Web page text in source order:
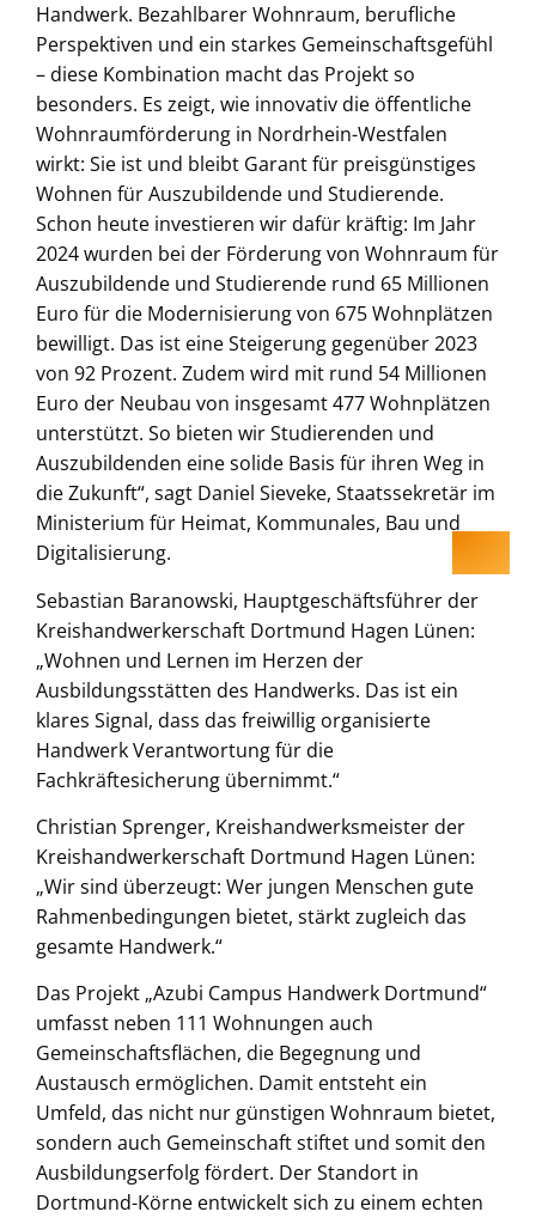
Handwerk. Bezahlbarer Wohnraum, berufliche
Perspektiven und ein starkes Gemeinschaftsgefühl
– diese Kombination macht das Projekt so
besonders. Es zeigt, wie innovativ die öffentliche
Wohnraumförderung in Nordrhein-Westfalen
wirkt: Sie ist und bleibt Garant für preisgünstiges
Wohnen für Auszubildende und Studierende.
Schon heute investieren wir dafür kräftig: Im Jahr
2024 wurden bei der Förderung von Wohnraum für
Auszubildende und Studierende rund 65 Millionen
Euro für die Modernisierung von 675 Wohnplätzen
bewilligt. Das ist eine Steigerung gegenüber 2023
von 92 Prozent. Zudem wird mit rund 54 Millionen
Euro der Neubau von insgesamt 477 Wohnplätzen
unterstützt. So bieten wir Studierenden und
Auszubildenden eine solide Basis für ihren Weg in
die Zukunft“, sagt Daniel Sieveke, Staatssekretär im
Ministerium für Heimat, Kommunales, Bau und
Digitalisierung.
Sebastian Baranowski, Hauptgeschäftsführer der
Kreishandwerkerschaft Dortmund Hagen Lünen:
„Wohnen und Lernen im Herzen der
Ausbildungsstätten des Handwerks. Das ist ein
klares Signal, dass das freiwillig or­ganisierte
Handwerk Verantwortung für die
Fachkräftesicherung übernimmt.“
Christian Sprenger, Kreishandwerksmeister der
Kreishandwerkerschaft Dortmund Hagen Lünen:
„Wir sind überzeugt: Wer jungen Menschen gute
Rahmenbedingungen bietet, stärkt zu­gleich das
gesamte Handwerk.“
Das Projekt „Azubi Campus Handwerk Dortmund“
umfasst neben 111 Wohnungen auch
Gemeinschaftsflächen, die Begegnung und
Austausch ermöglichen. Damit entsteht ein
Umfeld, das nicht nur günstigen Wohnraum bietet,
sondern auch Gemeinschaft stiftet und somit den
Ausbildungserfolg fördert. Der Standort in
Dortmund-Körne entwickelt sich zu einem echten